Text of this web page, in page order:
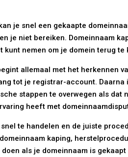
je snel een gekaapte
je niet bereiken. Domeinnaam
kunt nemen om je domein terug te
allemaal met het herkennen
tot je registrar-account. Daarna
stappen te overwegen als dat
heeft met
snel te handelen en de juiste
kaping,
doen als je domeinnaam is